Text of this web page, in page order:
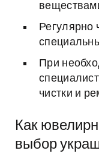
Регулярно
При
чистки и
Как
выбор